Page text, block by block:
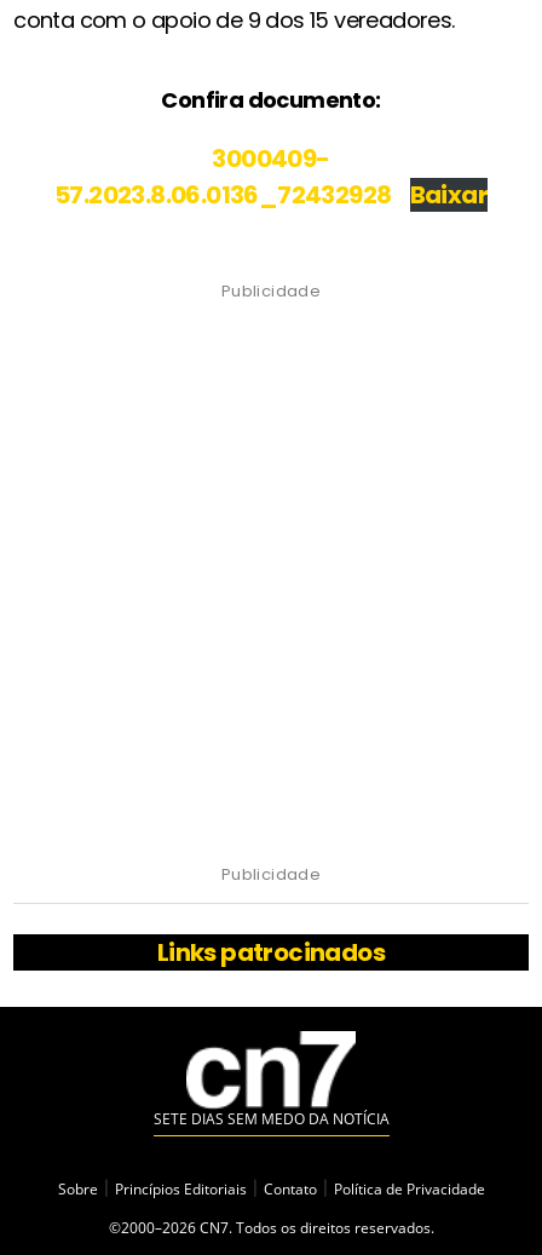
conta com o apoio de 9 dos 15 vereadores.
Confira documento:
3000409-
57.2023.8.06.0136_72432928
Baixar
Publicidade
Publicidade
Links patrocinados
SETE DIAS SEM MEDO DA NOTÍCIA
Sobre Princípios Editoriais Contato
Política de Privacidade
©2000–2026 CN7. Todos os direitos reservados.